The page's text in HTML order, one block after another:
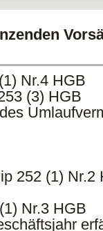
Nr.4 HGB
(3) HGB
252 (1) Nr.2
Nr.3 HGB